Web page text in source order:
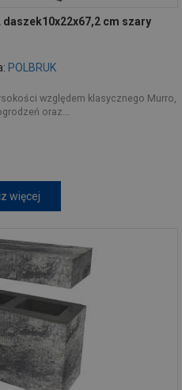
cm szary
POLBRUK
względem klasycznego Murro,
oraz...
więcej